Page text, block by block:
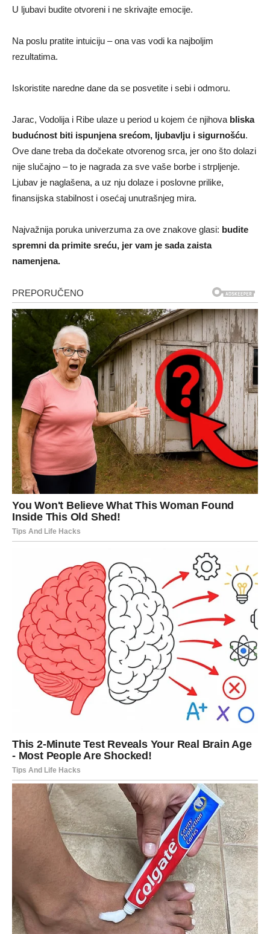
U ljubavi budite otvoreni i ne skrivajte emocije.
Na poslu pratite intuiciju – ona vas vodi ka najboljim
rezultatima.
Iskoristite naredne dane da se posvetite i sebi i odmoru.
Jarac, Vodolija i Ribe ulaze u period u kojem će njihova bliska
budućnost biti ispunjena srećom, ljubavlju i sigurnošću.
Ove dane treba da dočekate otvorenog srca, jer ono što dolazi
nije slučajno – to je nagrada za sve vaše borbe i strpljenje.
Ljubav je naglašena, a uz nju dolaze i poslovne prilike,
finansijska stabilnost i osećaj unutrašnjeg mira.
Najvažnija poruka univerzuma za ove znakove glasi: budite
spremni da primite sreću, jer vam je sada zaista
namenjena.